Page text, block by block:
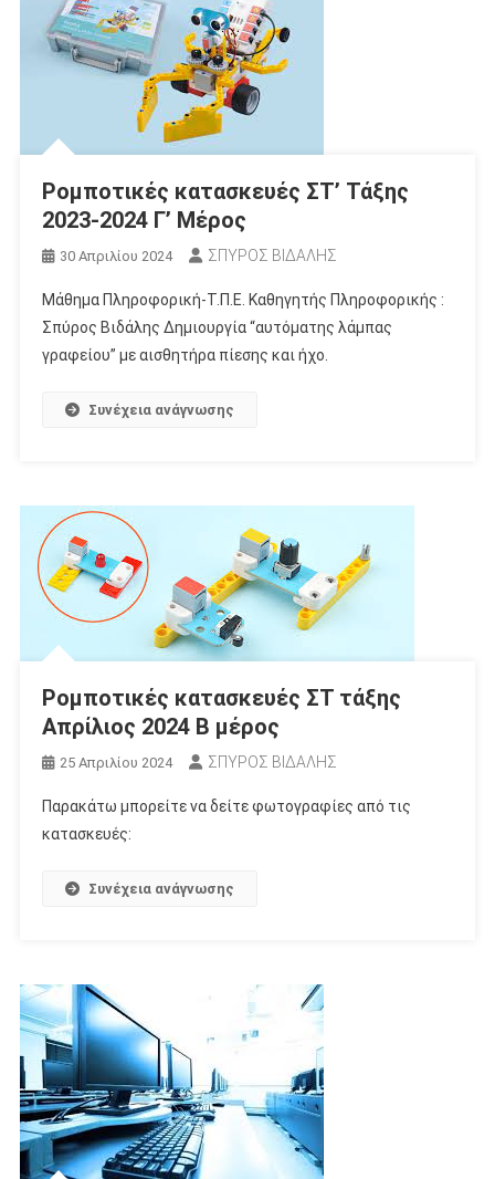
Ρομποτικές κατασκευές ΣΤ’ Τάξης
2023-2024 Γ’ Μέρος
30 Απριλίου 2024 ΣΠΥΡΟΣ ΒΙΔΑΛΗΣ
Μάθημα Πληροφορική-Τ.Π.Ε. Καθηγητής Πληροφορικής :
Σπύρος Βιδάλης Δημιουργία “αυτόματης λάμπας
γραφείου” με αισθητήρα πίεσης και ήχο.
Συνέχεια ανάγνωσης
Ρομποτικές κατασκευές ΣΤ τάξης
Απρίλιος 2024 Β μέρος
25 Απριλίου 2024 ΣΠΥΡΟΣ ΒΙΔΑΛΗΣ
Παρακάτω μπορείτε να δείτε φωτογραφίες από τις
κατασκευές:
Συνέχεια ανάγνωσης